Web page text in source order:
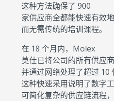
这种方法确保了 900
家供应商全都能快速有效地
而无需传统的培训课程。
在 18 个月内，Molex
莫仕已将公司的所有供应商
并通过网络处理了超过 10
这种快速采用说明了数字
可简化复杂的供应链流程，